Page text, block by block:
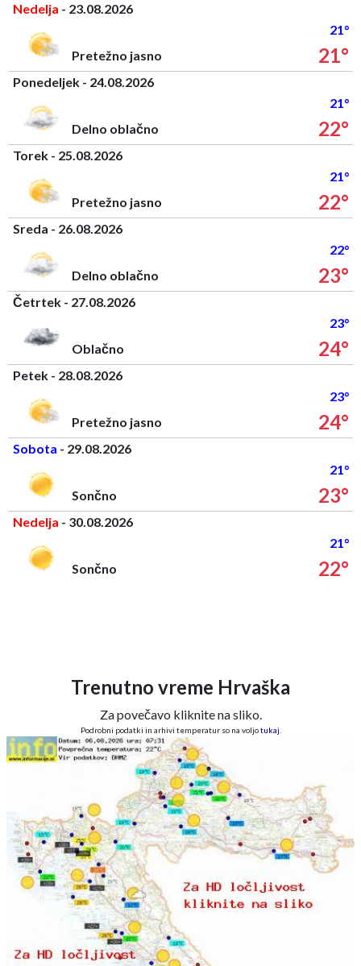
Nedelja - 23.08.2026
21°
Pretežno jasno
21°
Ponedeljek - 24.08.2026
21°
Delno oblačno
22°
Torek - 25.08.2026
21°
Pretežno jasno
22°
Sreda - 26.08.2026
22°
Delno oblačno
23°
Četrtek - 27.08.2026
23°
Oblačno
24°
Petek - 28.08.2026
23°
Pretežno jasno
24°
Sobota - 29.08.2026
21°
Sončno
23°
Nedelja - 30.08.2026
21°
Sončno
22°
Trenutno vreme Hrvaška
Za povečavo kliknite na sliko.
Podrobni podatki in arhivi temperatur so na voljotukaj